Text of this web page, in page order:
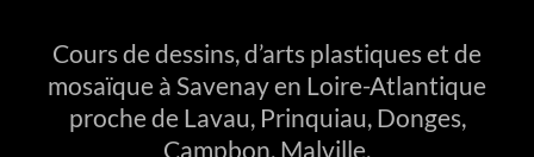
Cours de dessins, d’arts plastiques et de
mosaïque à Savenay en Loire-Atlantique
proche de Lavau, Prinquiau, Donges,
Campbon, Malville.